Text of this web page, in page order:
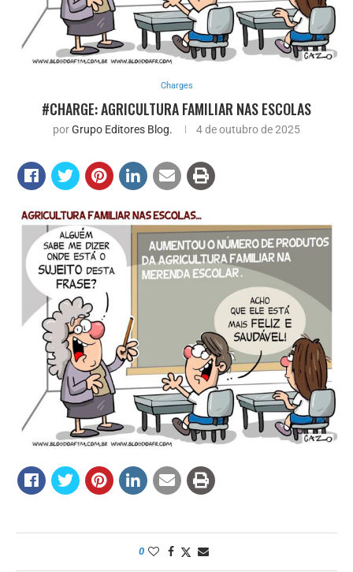
Charges
#CHARGE: AGRICULTURA FAMILIAR NAS ESCOLAS
porGrupo Editores Blog. 4 de outubro de 2025
0